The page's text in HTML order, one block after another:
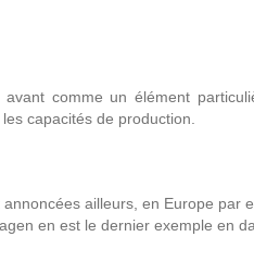
comme un élément
capacités de production.
ailleurs, en Europe par
en est le dernier exemple en